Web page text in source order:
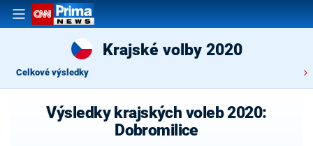
Krajské volby 2020
Celkové výsledky
Výsledky krajských voleb 2020:
Dobromilice